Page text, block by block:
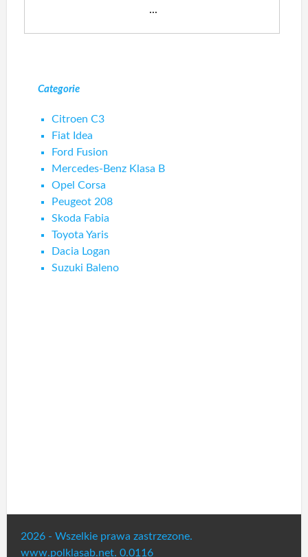
...
Categorie
Citroen C3
Fiat Idea
Ford Fusion
Mercedes-Benz Klasa B
Opel Corsa
Peugeot 208
Skoda Fabia
Toyota Yaris
Dacia Logan
Suzuki Baleno
2026 - Wszelkie prawa zastrzezone.
www.polklasab.net. 0.0116